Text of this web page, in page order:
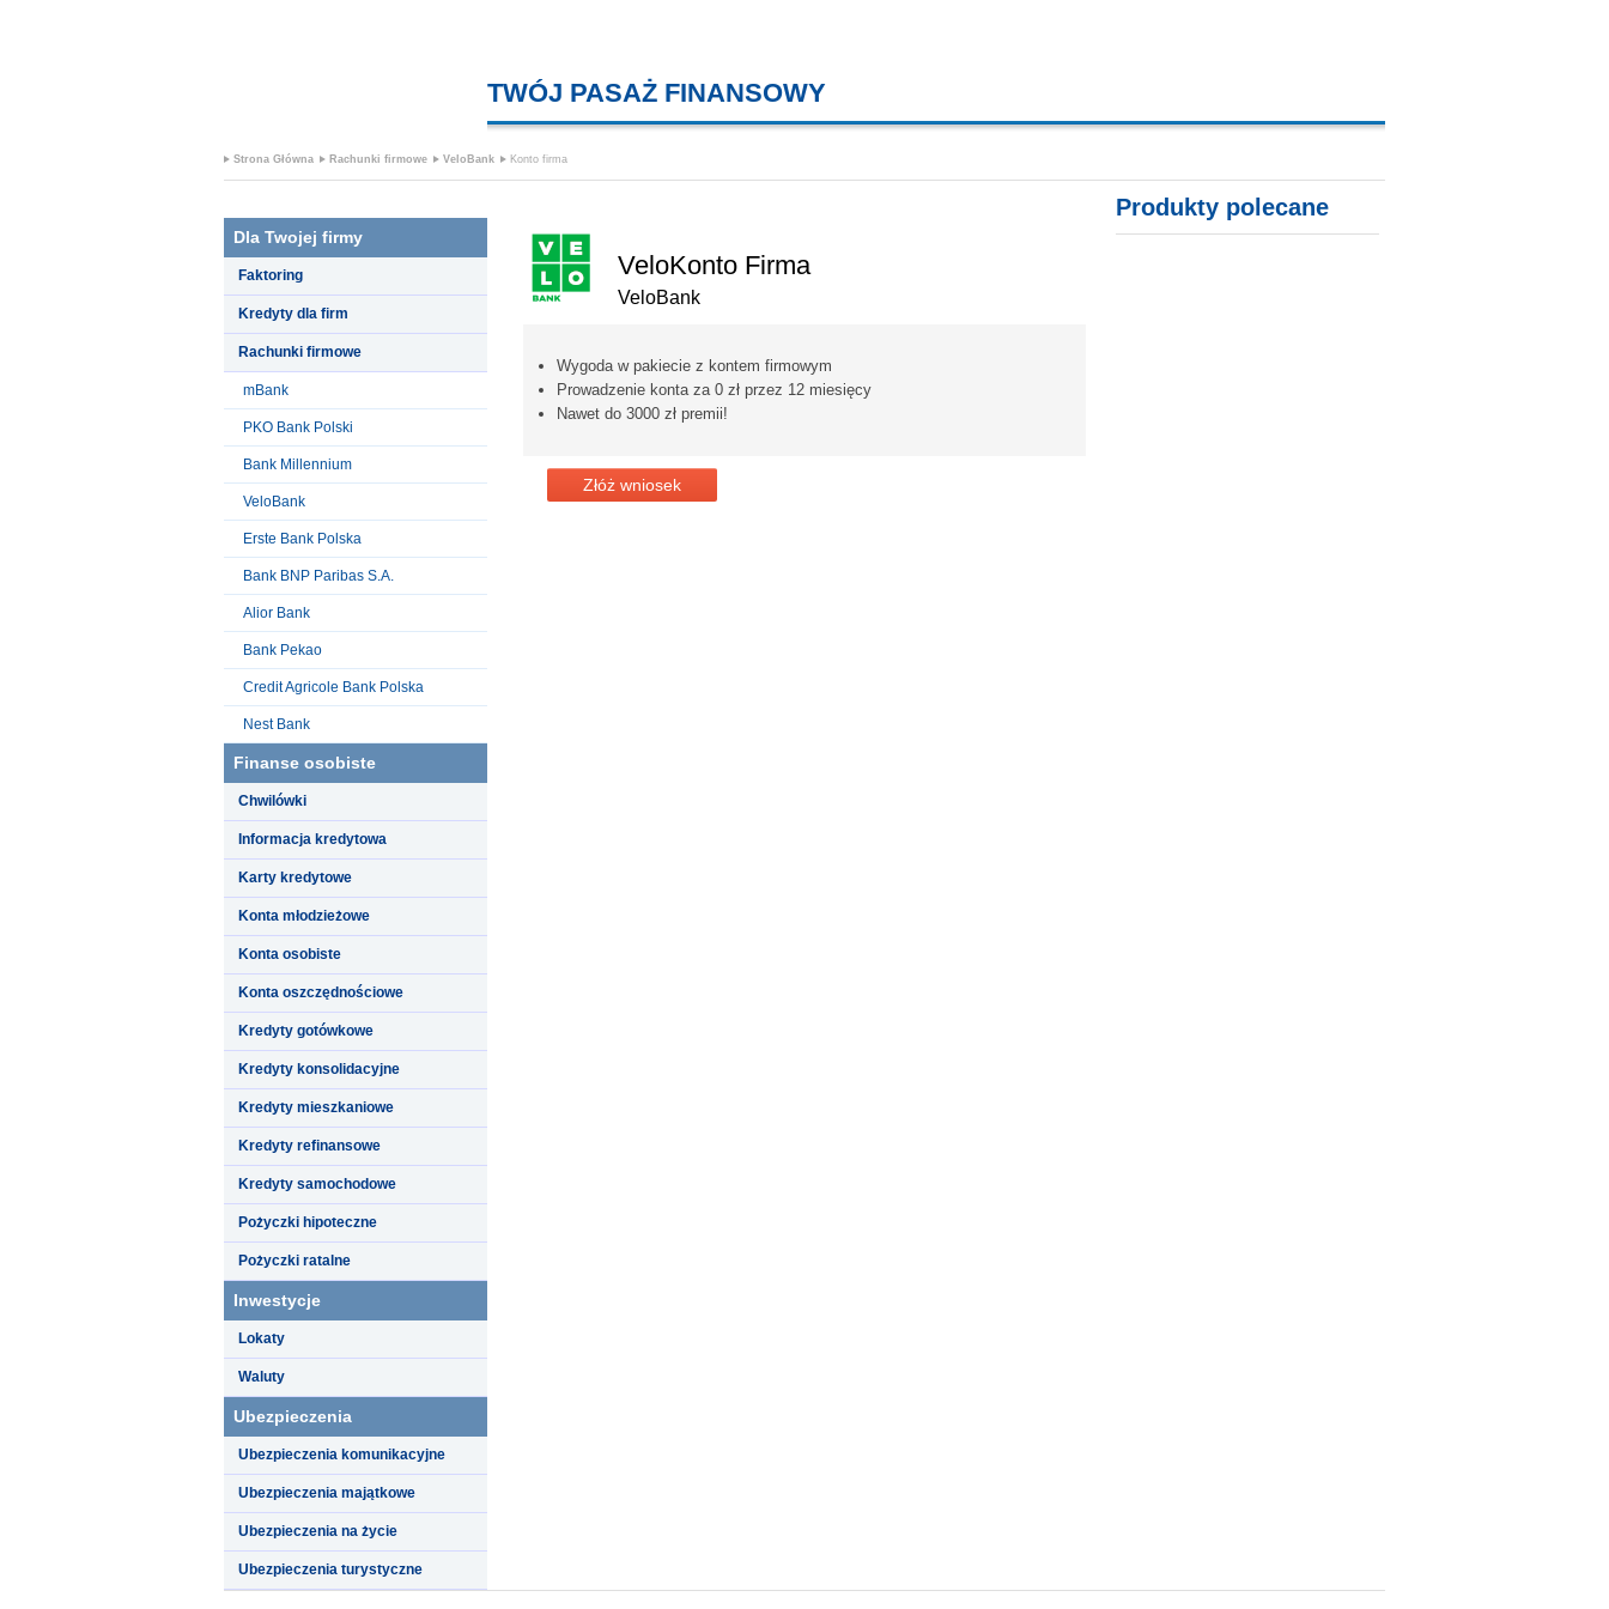
TWÓJ PASAŻ FINANSOWY
Strona Główna Rachunki firmowe VeloBank Konto firma
Dla Twojej firmy
Faktoring
Kredyty dla firm
Rachunki firmowe
mBank
PKO Bank Polski
Bank Millennium
VeloBank
Erste Bank Polska
Bank BNP Paribas S.A.
Alior Bank
Bank Pekao
Credit Agricole Bank Polska
Nest Bank
Finanse osobiste
Chwilówki
Informacja kredytowa
Karty kredytowe
Konta młodzieżowe
Konta osobiste
Konta oszczędnościowe
Kredyty gotówkowe
Kredyty konsolidacyjne
Kredyty mieszkaniowe
Kredyty refinansowe
Kredyty samochodowe
Pożyczki hipoteczne
Pożyczki ratalne
Inwestycje
Lokaty
Waluty
Ubezpieczenia
Ubezpieczenia komunikacyjne
Ubezpieczenia majątkowe
Ubezpieczenia na życie
Ubezpieczenia turystyczne
VeloKonto Firma
VeloBank
Wygoda w pakiecie z kontem firmowym
Prowadzenie konta za 0 zł przez 12 miesięcy
Nawet do 3000 zł premii!
Złóż wniosek
Produkty polecane